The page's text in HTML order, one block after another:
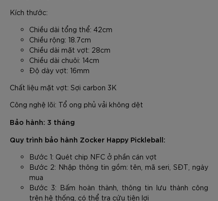
Kích thước:
Chiều dài tổng thể: 42cm
Chiều rộng: 18.7cm
Chiều dài mặt vợt: 28cm
Chiều dài chuôi: 14cm
Độ dày vợt: 16mm
Chất liệu mặt vợt: Sợi carbon 3K
Công nghệ lõi: Tổ ong phủ vải không dệt
Bảo hành: 3 tháng
Quy trình bảo hành Zocker Happy Pickleball:
Bước 1: Quét chip NFC ở phần cán vợt
Bước 2: Nhập thông tin gồm: tên, mã seri, SĐT, ngày
mua
Bước 3: Bấm hoàn thành, thông tin lưu thành công
trên hệ thống, có thể tra cứu tiện lợi